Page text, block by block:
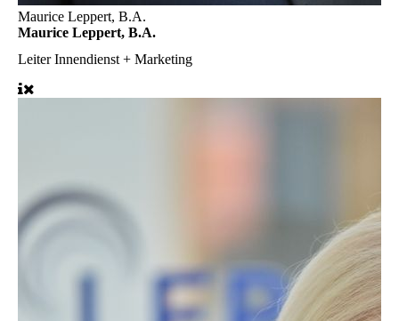
Maurice Leppert, B.A.
Maurice Leppert, B.A.
Leiter Innendienst + Marketing